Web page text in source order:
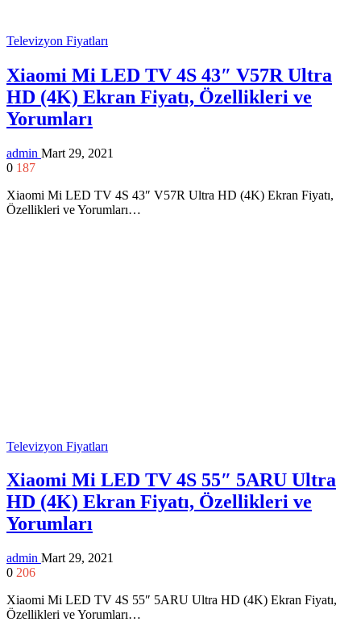
Televizyon Fiyatları
Xiaomi Mi LED TV 4S 43″ V57R Ultra
HD (4K) Ekran Fiyatı, Özellikleri ve
Yorumları
admin Mart 29, 2021
0 187
Xiaomi Mi LED TV 4S 43″ V57R Ultra HD (4K) Ekran Fiyatı,
Özellikleri ve Yorumları…
Televizyon Fiyatları
Xiaomi Mi LED TV 4S 55″ 5ARU Ultra
HD (4K) Ekran Fiyatı, Özellikleri ve
Yorumları
admin Mart 29, 2021
0 206
Xiaomi Mi LED TV 4S 55″ 5ARU Ultra HD (4K) Ekran Fiyatı,
Özellikleri ve Yorumları…